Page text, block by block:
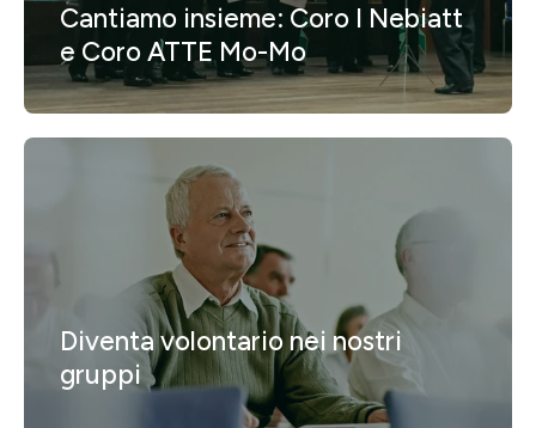
Cantiamo insieme: Coro I Nebiatt
e Coro ATTE Mo-Mo
Diventa volontario nei nostri
gruppi